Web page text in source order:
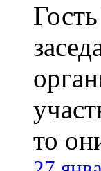
Гость
то